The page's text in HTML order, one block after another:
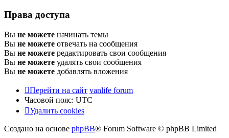
Права доступа
Вы не можете начинать темы
Вы не можете отвечать на сообщения
Вы не можете редактировать свои сообщения
Вы не можете удалять свои сообщения
Вы не можете добавлять вложения
Перейти на сайт vanlife forum
Часовой пояс: UTC
Удалить cookies
Создано на основе phpBB® Forum Software © phpBB Limited